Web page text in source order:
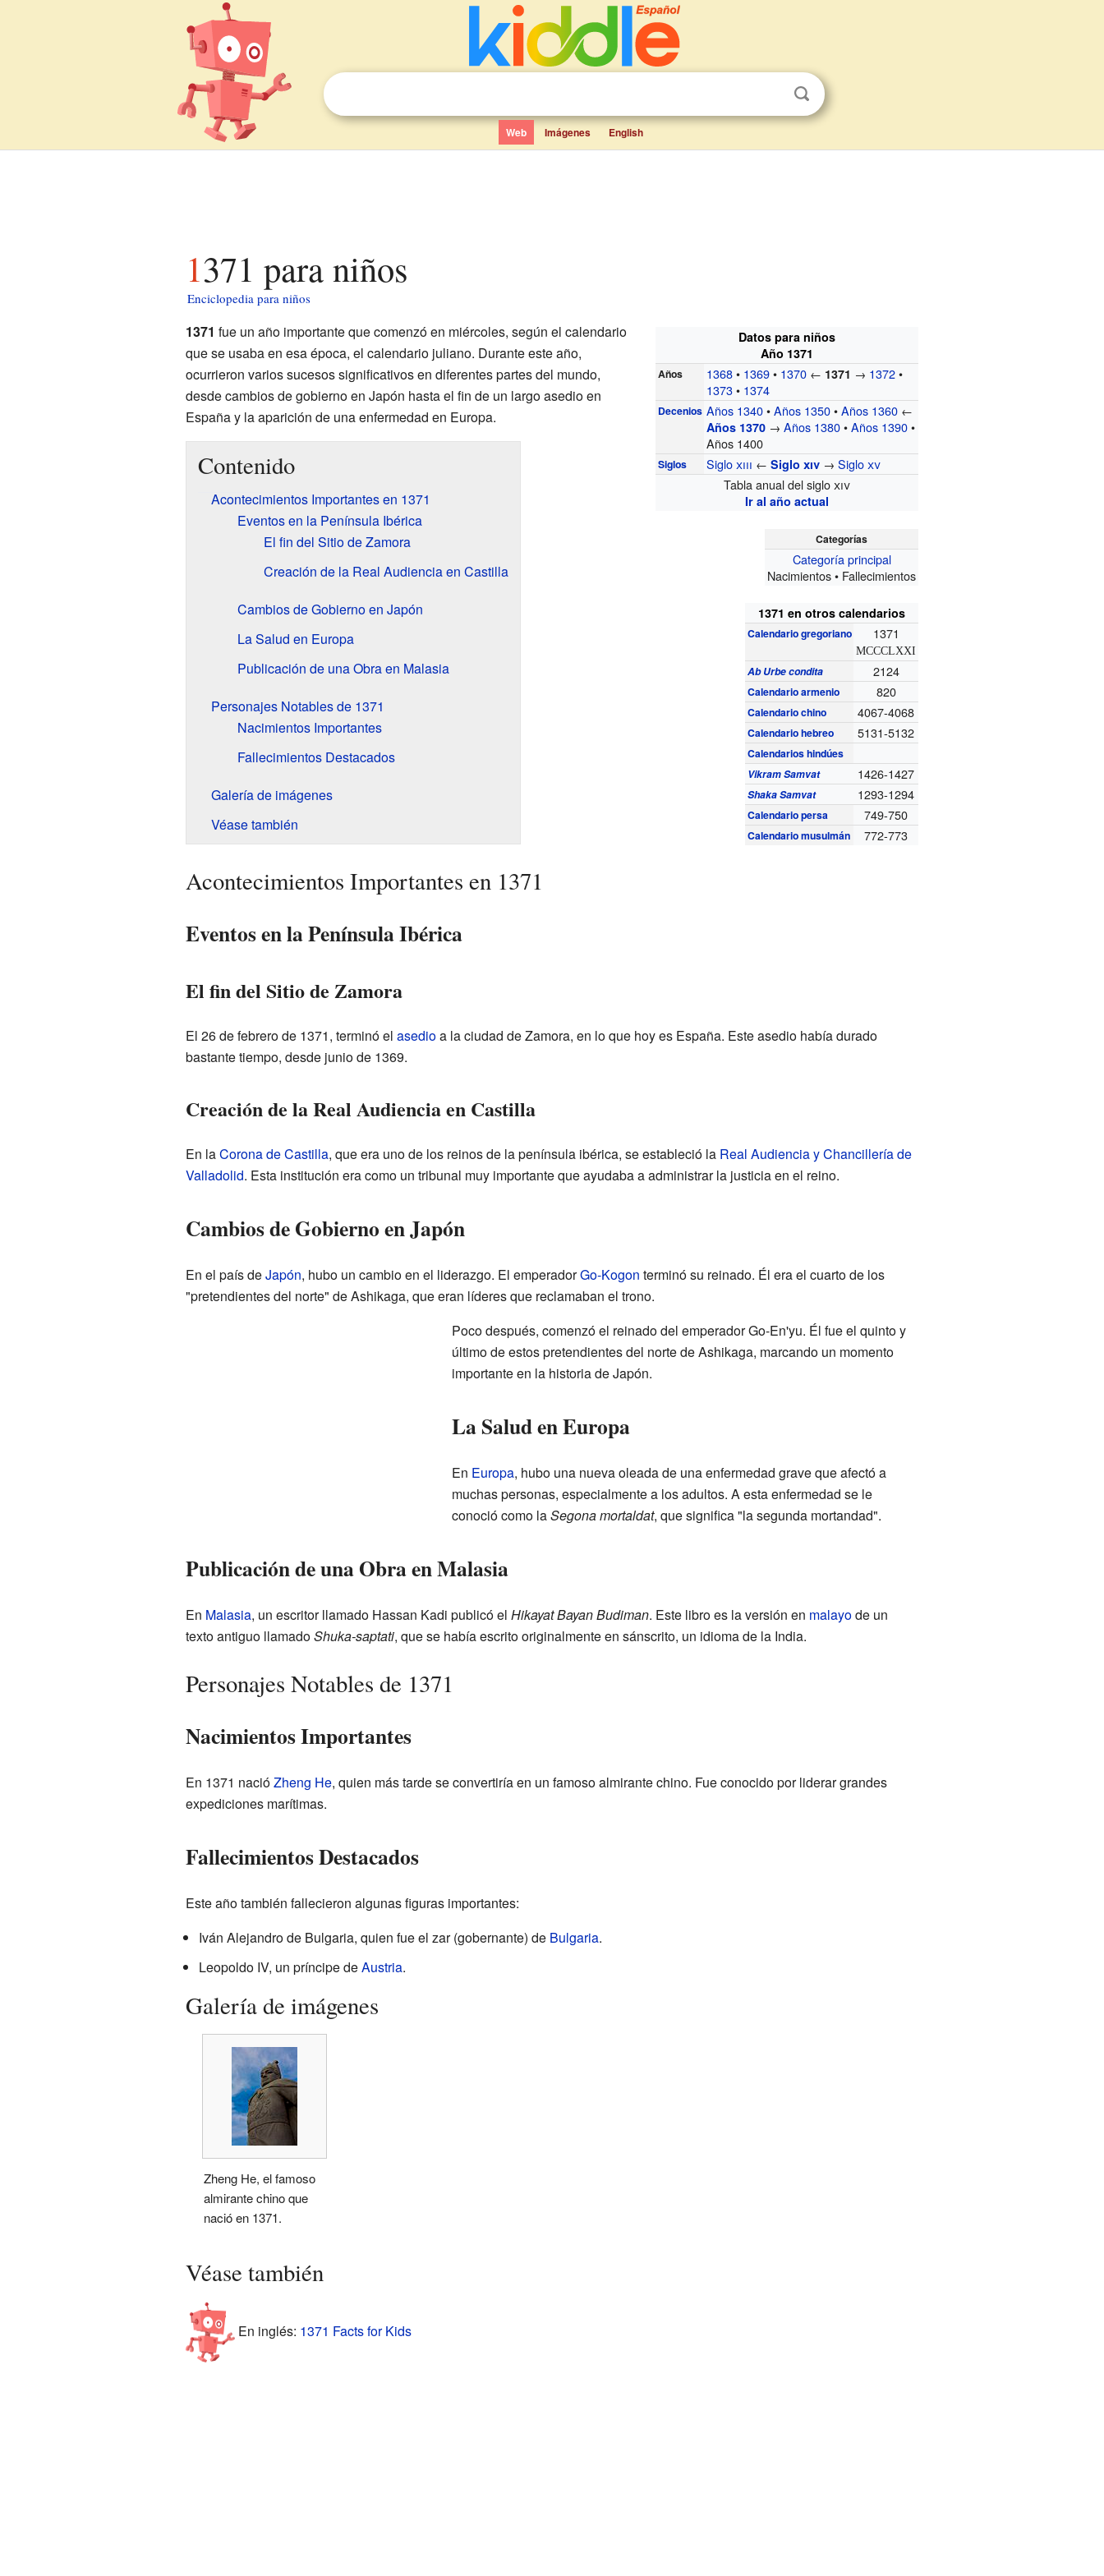
Web Imágenes English
1371 para niños
Enciclopedia para niños
Datos para niños
Año 1371
Años 1368• 1369• 1370 ← 1371 → 1372•
1373• 1374
Decenios Años 1340•Años 1350•Años 1360 ←
Años 1370 →Años 1380•Años 1390•
Años 1400
Siglos Sigloxiii ←Sigloxiv →Sigloxv
Tabla anual del sigloxiv
Ir al año actual
Categorías
Categoría principal
Nacimientos • Fallecimientos
1371 en otros calendarios
Calendario gregoriano 1371
MCCCLXXI
Ab Urbe condita 2124
Calendario armenio 820
Calendario chino 4067-4068
Calendario hebreo 5131-5132
Calendarios hindúes
Vikram Samvat
1426-1427
Shaka Samvat 1293-1294
Calendario persa 749-750
Calendario musulmán 772-773
1371 fue un año importante que comenzó en miércoles, según el calendario
que se usaba en esa época, el calendario juliano. Durante este año,
ocurrieron varios sucesos significativos en diferentes partes del mundo,
desde cambios de gobierno en Japón hasta el fin de un largo asedio en
España y la aparición de una enfermedad en Europa.
Contenido
Acontecimientos Importantes en 1371
Eventos en la Península Ibérica
El fin del Sitio de Zamora
Creación de la Real Audiencia en Castilla
Cambios de Gobierno en Japón
La Salud en Europa
Publicación de una Obra en Malasia
Personajes Notables de 1371
Nacimientos Importantes
Fallecimientos Destacados
Galería de imágenes
Véase también
Acontecimientos Importantes en 1371
Eventos en la Península Ibérica
El fin del Sitio de Zamora
El 26 de febrero de 1371, terminó el asedioa la ciudad de Zamora, en lo que hoy es España. Este asedio había durado
bastante tiempo, desde junio de 1369.
Creación de la Real Audiencia en Castilla
En laCorona de Castilla, que era uno de los reinos de la península ibérica, se estableció la Real Audiencia y Chancillería de
Valladolid. Esta institución era como un tribunal muy importante que ayudaba a administrar la justicia en el reino.
Cambios de Gobierno en Japón
En el país deJapón, hubo un cambio en el liderazgo. El emperadorGo-Kogon terminó su reinado. Él era el cuarto de los
"pretendientes del norte" de Ashikaga, que eran líderes que reclamaban el trono.
Poco después, comenzó el reinado del emperador Go-En'yu. Él fue el quinto y
último de estos pretendientes del norte de Ashikaga, marcando un momento
importante en la historia de Japón.
La Salud en Europa
En Europa, hubo una nueva oleada de una enfermedad grave que afectó a
muchas personas, especialmente a los adultos. A esta enfermedad se le
conoció como laSegona mortaldat, que significa "la segunda mortandad".
Publicación de una Obra en Malasia
En Malasia, un escritor llamado Hassan Kadi publicó el Hikayat Bayan Budiman. Este libro es la versión en malayode un
texto antiguo llamadoShuka-saptati, que se había escrito originalmente en sánscrito, un idioma de la India.
Personajes Notables de 1371
Nacimientos Importantes
En 1371 nacióZheng He, quien más tarde se convertiría en un famoso almirante chino. Fue conocido por liderar grandes
expediciones marítimas.
Fallecimientos Destacados
Este año también fallecieron algunas figuras importantes:
Iván Alejandro de Bulgaria, quien fue el zar (gobernante) de Bulgaria.
Leopoldo IV, un príncipe deAustria.
Galería de imágenes
Zheng He, el famoso
almirante chino que
nació en 1371.
Véase también
En inglés: 1371 Facts for Kids